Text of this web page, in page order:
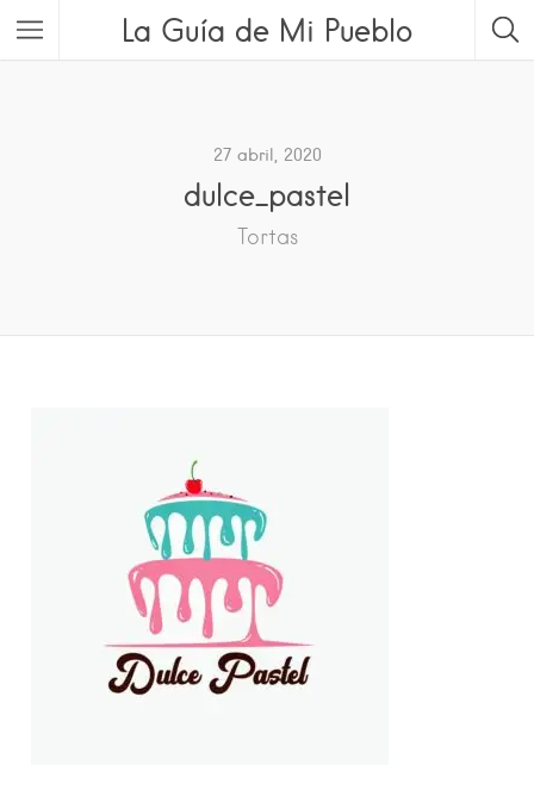
La Guía de Mi Pueblo
27 abril, 2020
dulce_pastel
Tortas